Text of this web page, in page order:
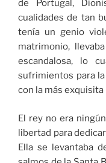
de Portugal,
cualidades de tan
tenía un genio
matrimonio,
escandalosa, lo
sufrimientos para
con la más
El rey no era
libertad para
Ella se levantaba